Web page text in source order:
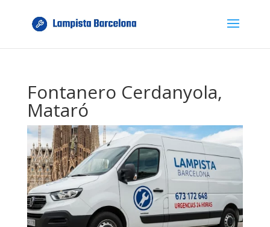
Fontanero Cerdanyola,
Mataró